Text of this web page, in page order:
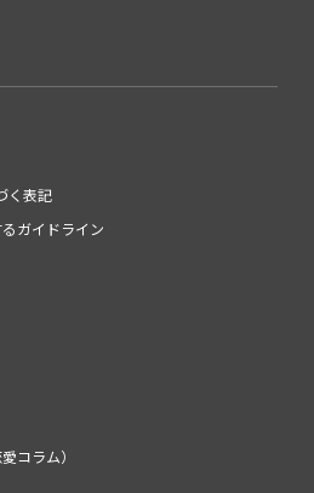
く表記
ガイドライン
コラム）